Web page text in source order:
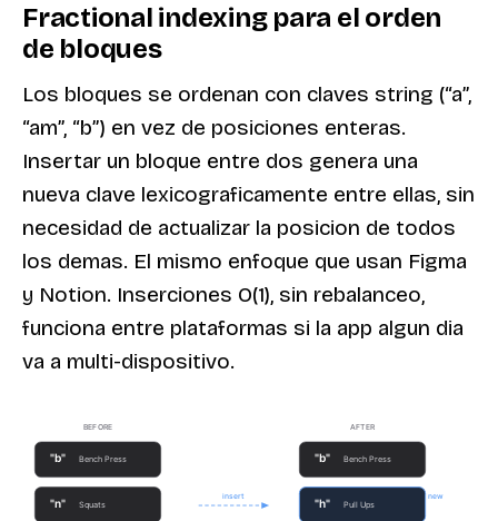
Fractional indexing para el orden
de bloques
Los bloques se ordenan con claves string (“a”,
“am”, “b”) en vez de posiciones enteras.
Insertar un bloque entre dos genera una
nueva clave lexicograficamente entre ellas, sin
necesidad de actualizar la posicion de todos
los demas. El mismo enfoque que usan Figma
y Notion. Inserciones O(1), sin rebalanceo,
funciona entre plataformas si la app algun dia
va a multi-dispositivo.